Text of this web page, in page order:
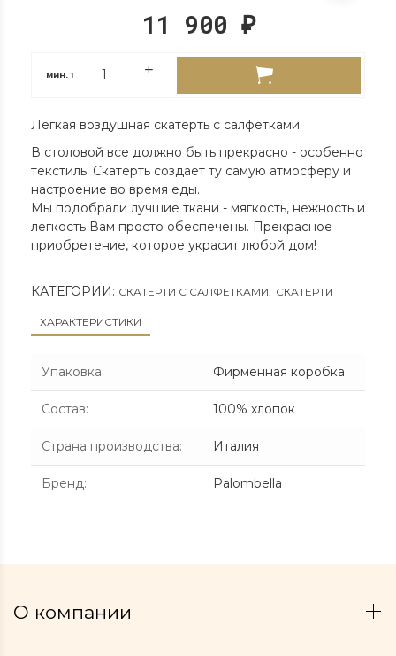
11 900 ₽
мин.1
Легкая воздушная скатерть с салфетками.
В столовой все должно быть прекрасно - особенно
текстиль. Скатерть создает ту самую атмосферу и
настроение во время еды.
Мы подобрали лучшие ткани - мягкость, нежность и
легкость Вам просто обеспечены. Прекрасное
приобретение, которое украсит любой дом!
КАТЕГОРИИ: СКАТЕРТИ С САЛФЕТКАМИ СКАТЕРТИ
ХАРАКТЕРИСТИКИ
Упаковка: Фирменная коробка
Состав: 100% хлопок
Страна производства: Италия
Бренд: Palombella
О компании